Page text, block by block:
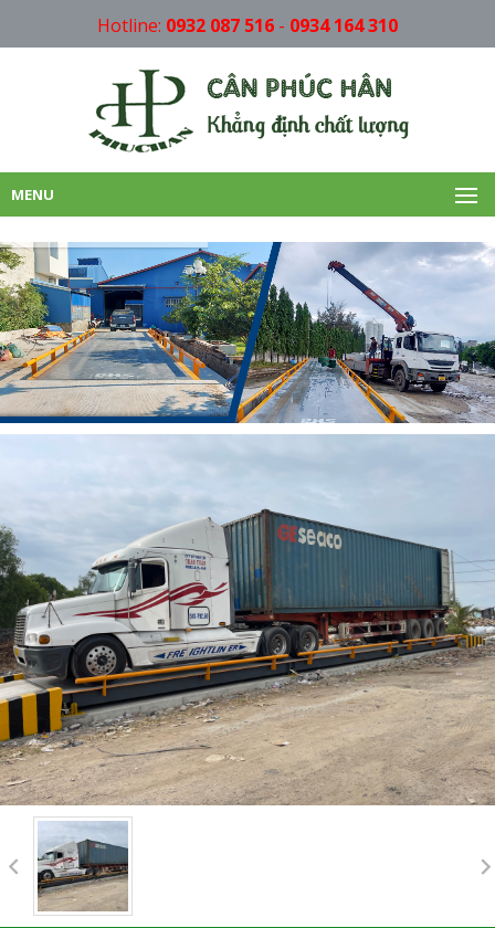
Hotline: 0932 087 516 - 0934 164 310
MENU